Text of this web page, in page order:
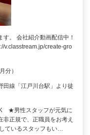
。 会社紹介動画配信中！
v.classtream.jp/create-gro
分）
田線「江戸川台駅」より徒
★男性スタッフが元気に
正規で、正職員をお考え
ているスタッフもい…